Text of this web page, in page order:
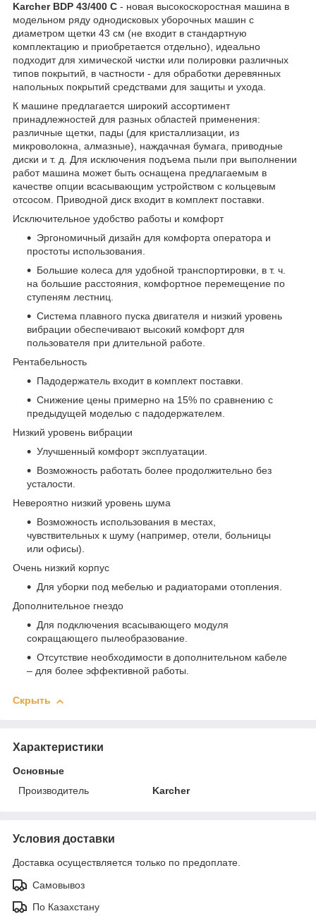
Karcher BDP 43/400 C - новая высокоскоростная машина в
модельном ряду однодисковых уборочных машин с
диаметром щетки 43 см (не входит в стандартную
комплектацию и приобретается отдельно), идеально
подходит для химической чистки или полировки различных
типов покрытий, в частности - для обработки деревянных
напольных покрытий средствами для защиты и ухода.
К машине предлагается широкий ассортимент
принадлежностей для разных областей применения:
различные щетки, пады (для кристаллизации, из
микроволокна, алмазные), наждачная бумага, приводные
диски и т. д. Для исключения подъема пыли при выполнении
работ машина может быть оснащена предлагаемым в
качестве опции всасывающим устройством с кольцевым
отсосом. Приводной диск входит в комплект поставки.
Исключительное удобство работы и комфорт
Эргономичный дизайн для комфорта оператора и
простоты использования.
Большие колеса для удобной транспортировки, в т. ч.
на большие расстояния, комфортное перемещение по
ступеням лестниц.
Система плавного пуска двигателя и низкий уровень
вибрации обеспечивают высокий комфорт для
пользователя при длительной работе.
Рентабельность
Падодержатель входит в комплект поставки.
Снижение цены примерно на 15% по сравнению с
предыдущей моделью с падодержателем.
Низкий уровень вибрации
Улучшенный комфорт эксплуатации.
Возможность работать более продолжительно без
усталости.
Невероятно низкий уровень шума
Возможность использования в местах,
чувствительных к шуму (например, отели, больницы
или офисы).
Очень низкий корпус
Для уборки под мебелью и радиаторами отопления.
Дополнительное гнездо
Для подключения всасывающего модуля
сокращающего пылеобразование.
Отсутствие необходимости в дополнительном кабеле
– для более эффективной работы.
Скрыть
Характеристики
Основные
Производитель
Karcher
Условия доставки
Доставка осуществляется только по предоплате.
Самовывоз
По Казахстану